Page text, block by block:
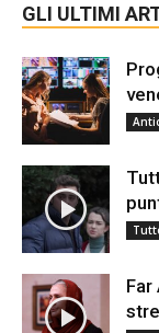
GLI ULTIMI
Far